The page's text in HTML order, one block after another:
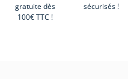
gratuite dès
100€ TTC !
sécurisés !